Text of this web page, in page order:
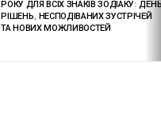
РОКУ ДЛЯ ВСІХ ЗНАКІВ ЗОДІАКУ:
РІШЕНЬ, НЕСПОДІВАНИХ ЗУСТРІЧЕЙ
ТА НОВИХ МОЖЛИВОСТЕЙ